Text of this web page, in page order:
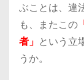
ぶことは、違
も、またこの
者」 という立
うか。